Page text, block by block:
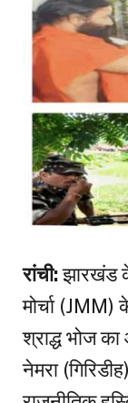
रांची:झारखंड
मोर्चा
श्राद्ध भोज
नेमरा